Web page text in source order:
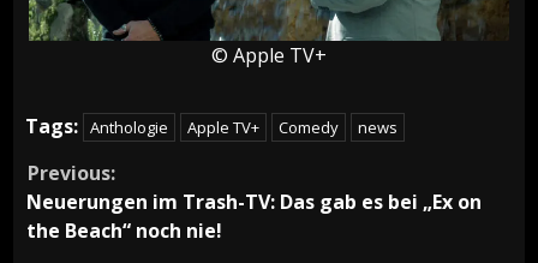
© Apple TV+
Tags: Anthologie Apple TV+ Comedy news
Continue
Reading
Previous:
Neuerungen im Trash-TV: Das gab es bei „Ex on
the Beach“ noch nie!